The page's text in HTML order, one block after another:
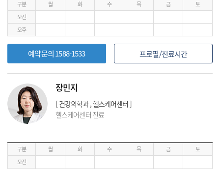
구분 월 화 수 목 금
토
오전
오후
예약문의 1588-1533 프로필/진료시간
장민지
[ 건강의학과 , 헬스케어센터 ]
헬스케어센터 진료
구분 월 화 수 목 금
토
오전